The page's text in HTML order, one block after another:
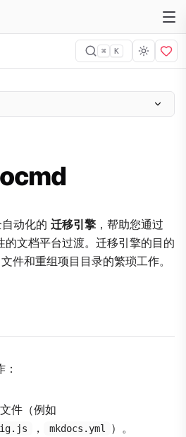
⌘ K
自动化的迁移引擎 ，帮助您通过
的文档平台过渡。迁移引擎的目的
件和重组项目目录的繁琐工作。
件（例如
， mkdocs.yml
）。